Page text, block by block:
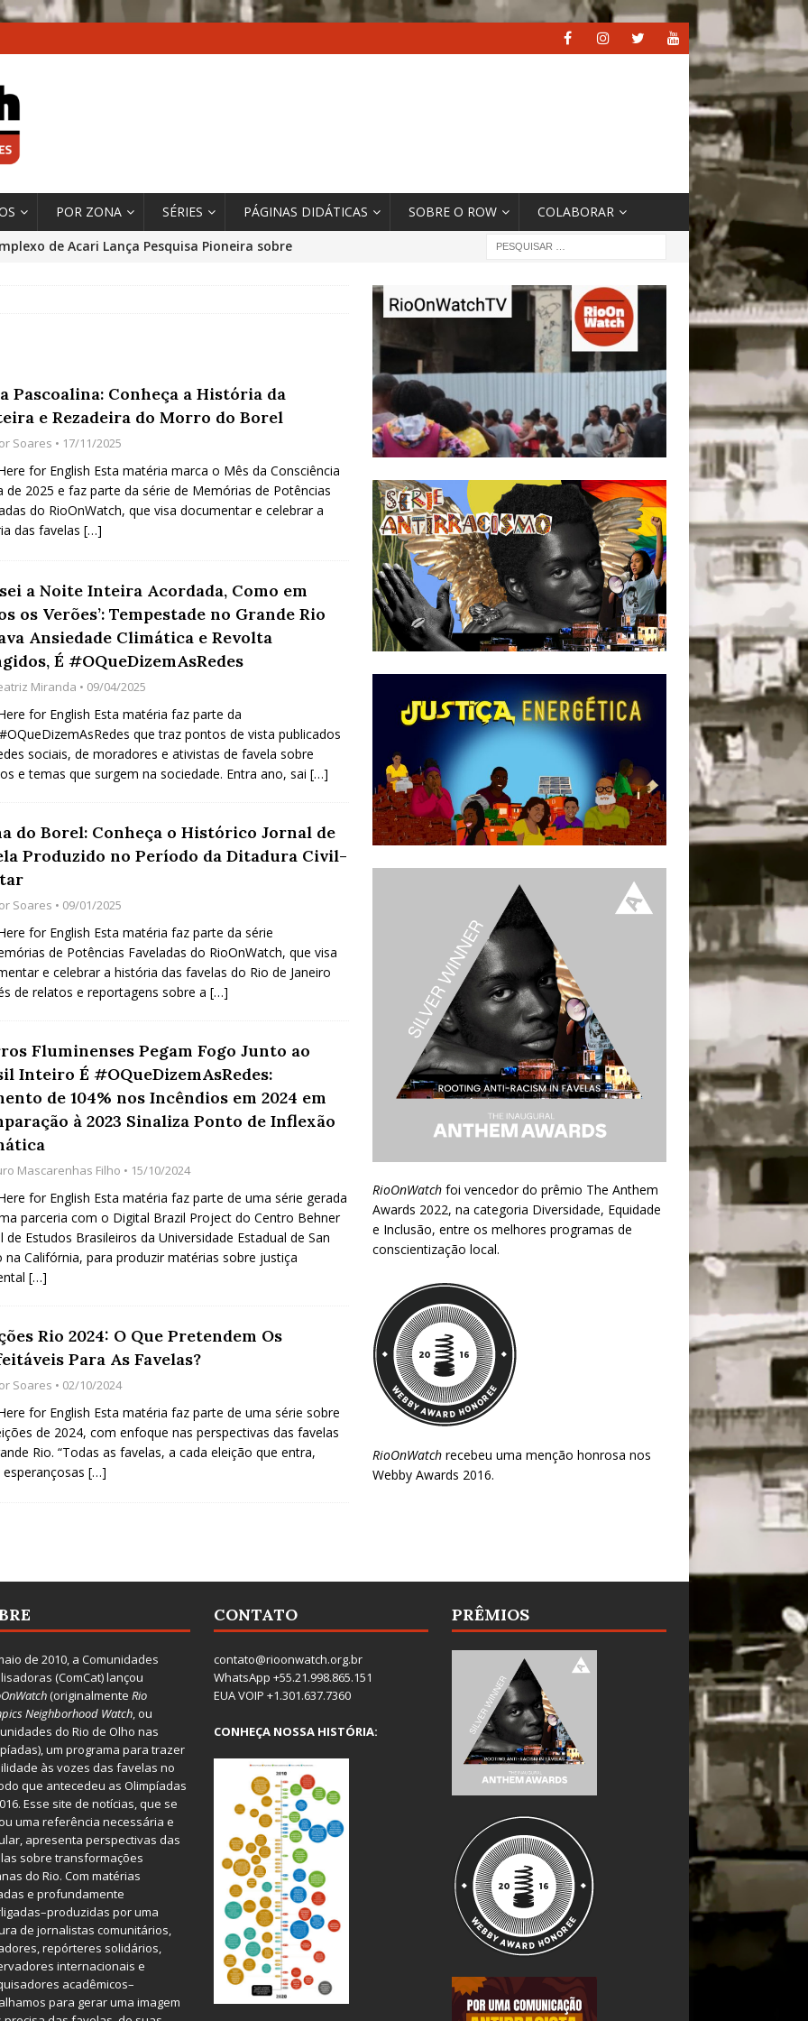
POR ZONA SÉRIES PÁGINAS DIDÁTICAS SOBRE O ROW COLABORAR
de Acari Lança Pesquisa Pioneira sobre
Cidades
*DESTAQUE
Agroecológico com os Povos das Águas Reúne
e Inauguração da Feira da Praia do Remanso
Fluminenses, Cronicamente Abandonados,
Nova Via Mobilidade 10 Anos Após Rio2016
Pascoalina: Conheça a História da
e Rezadeira do Morro do Borel
Soares • 17/11/2025
for English Esta matéria marca o Mês da Consciência
de 2025 e faz parte da série de Memórias de Potências
do RioOnWatch, que visa documentar e celebrar a
das favelas […]
a Noite Inteira Acordada, Como em
os Verões’: Tempestade no Grande Rio
Ansiedade Climática e Revolta
É #OQueDizemAsRedes
Miranda • 09/04/2025
for English Esta matéria faz parte da
que traz pontos de vista publicados
sociais, de moradores e ativistas de favela sobre
e temas que surgem na sociedade. Entra ano, sai […]
do Borel: Conheça o Histórico Jornal de
Produzido no Período da Ditadura Civil-
Soares • 09/01/2025
for English Esta matéria faz parte da série
de Potências Faveladas do RioOnWatch, que visa
e celebrar a história das favelas do Rio de Janeiro
de relatos e reportagens sobre a […]
Fluminenses Pegam Fogo Junto ao
Inteiro É #OQueDizemAsRedes:
de 104% nos Incêndios em 2024 em
à 2023 Sinaliza Ponto de Inflexão
Mascarenhas Filho • 15/10/2024
for English Esta matéria faz parte de uma série gerada
parceria com o Digital Brazil Project do Centro Behner
de Estudos Brasileiros da Universidade Estadual de San
na Califórnia, para produzir matérias sobre justiça
[…]
Rio 2024: O Que Pretendem Os
Para As Favelas?
Soares • 02/10/2024
for English Esta matéria faz parte de uma série sobre
de 2024, com enfoque nas perspectivas das favelas
Rio. “Todas as favelas, a cada eleição que entra,
[…]
RioOnWatchfoi vencedor do prêmio The Anthem
Awards 2022, na categoria Diversidade, Equidade
e Inclusão, entre os melhores programas de
conscientização local.
RioOnWatchrecebeu uma menção honrosa nos
Webby Awards 2016.
de 2010, a Comunidades
(ComCat) lançou
(originalmente Rio
Neighborhood Watch, ou
do Rio de Olho nas
um programa para trazer
às vozes das favelas no
que antecedeu as Olimpíadas
Esse site de notícias, que se
uma referência necessária e
apresenta perspectivas das
sobre transformações
do Rio. Com matérias
e profundamente
por uma
de jornalistas comunitários,
repórteres solidários,
internacionais e
acadêmicos–
para gerar uma imagem
CONTATO
contato@rioonwatch.org.br
WhatsApp +55.21.998.865.151
EUA VOIP +1.301.637.7360
CONHEÇA NOSSA HISTÓRIA:
PRÊMIOS